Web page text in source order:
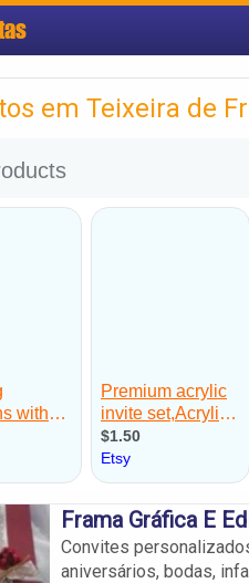
em Teixeira de
Frama Gráfica E
Convites
aniversários, bodas,